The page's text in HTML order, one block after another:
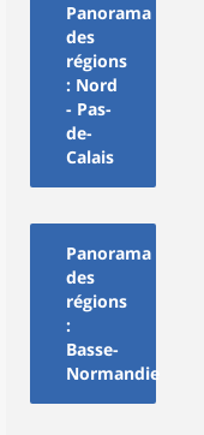
Panorama
des
régions
: Nord
- Pas-
de-
Calais
Panorama
des
régions
:
Basse-
Normandie